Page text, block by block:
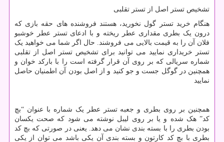
تشخیص تستر اصل از تستر تقلبی
هنگام خرید تستر گول نخورید، هستند فروشنده های حقه بازی که
درون یک بطری مقداری عطر ریخته و با ادعای تستر عطر خوشبو
فلان آن را به قیمت بالایی می فروشند. حال اگر شما می خواهید یک
تستر خریداری نمایید می توانید برای تشخیص تستر اصل از تقلبی
شماره سریالی که بر روی آن قرار گرفته است را با بارکد خوان و
همچنین در گوگل جست و جو کنید و از اصل بودن آن اطمنیان حاصل
نمایید
همچنین بر روی بطری و جعبه تستر عطر یک شماره با عنوان “بچ
کد” هک شده و یا بر روی لیبل نوشته می شود که صحت یکسان
بودن بطری را با بسته بندی نشان می دهد. یعنی در صورتی که بچ کد
بطری با بچ کد کارتون و بسته بندی آن یکی باشد می توان از یکی